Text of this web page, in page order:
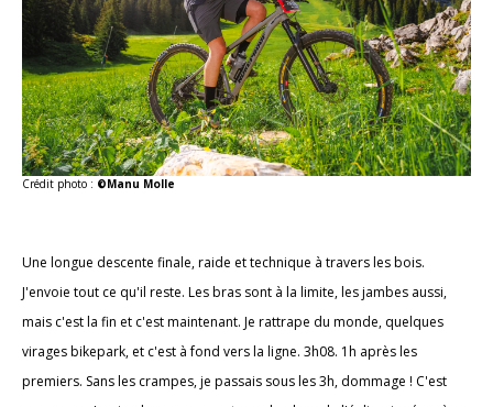
Crédit photo : ©Manu Molle
Une longue descente finale, raide et technique à travers les bois.
J'envoie tout ce qu'il reste. Les bras sont à la limite, les jambes aussi,
mais c'est la fin et c'est maintenant. Je rattrape du monde, quelques
virages bikepark, et c'est à fond vers la ligne. 3h08. 1h après les
premiers. Sans les crampes, je passais sous les 3h, dommage ! C'est